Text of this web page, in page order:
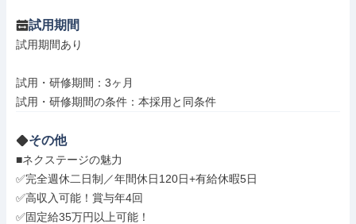
試用期間
試用期間あり
試用・研修期間：3ヶ月
その他
■ネクステージの魅力
✅完全週休二日制／年間休日120日+有給休暇5日
✅高収入可能！賞与年4回
✅固定給35万円以上可能！